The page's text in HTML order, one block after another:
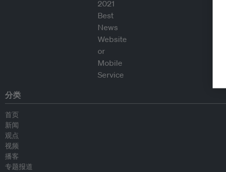
分类
首页
新闻
观点
视频
播客
专题报道